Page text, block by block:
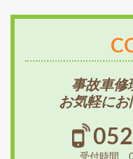
事故車修
お気軽に
受付時間